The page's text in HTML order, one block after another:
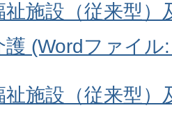
祉施設（従来型）
護 (Wordファイル
祉施設（従来型）